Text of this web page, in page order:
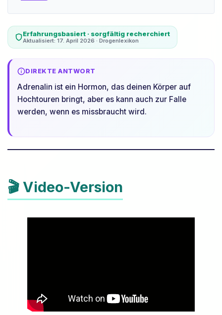
Erfahrungsbasiert · sorgfältig recherchiert
Aktualisiert: 17. April 2026 · Drogenlexikon
DIREKTE ANTWORT
Adrenalin ist ein Hormon, das deinen Körper auf
Hochtouren bringt, aber es kann auch zur Falle
werden, wenn es missbraucht wird.
🎬 Video-Version